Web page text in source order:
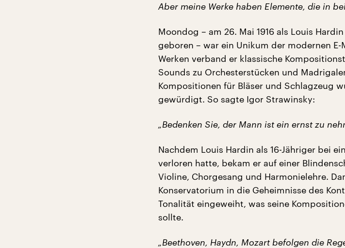
Aber meine Werke haben Elemente, die in
Moondog – am 26. Mai 1916 als Louis
geboren – war ein Unikum der modernen
Werken verband er klassische
Sounds zu Orchesterstücken und
Kompositionen für Bläser und Schlagzeug
gewürdigt. So sagte Igor Strawinsky:
„Bedenken Sie, der Mann ist ein ernst zu
Nachdem Louis Hardin als 16-Jähriger bei
verloren hatte, bekam er auf einer
Violine, Chorgesang und Harmonielehre.
Konservatorium in die Geheimnisse des
Tonalität eingeweiht, was seine
sollte.
„Beethoven, Haydn, Mozart befolgen die